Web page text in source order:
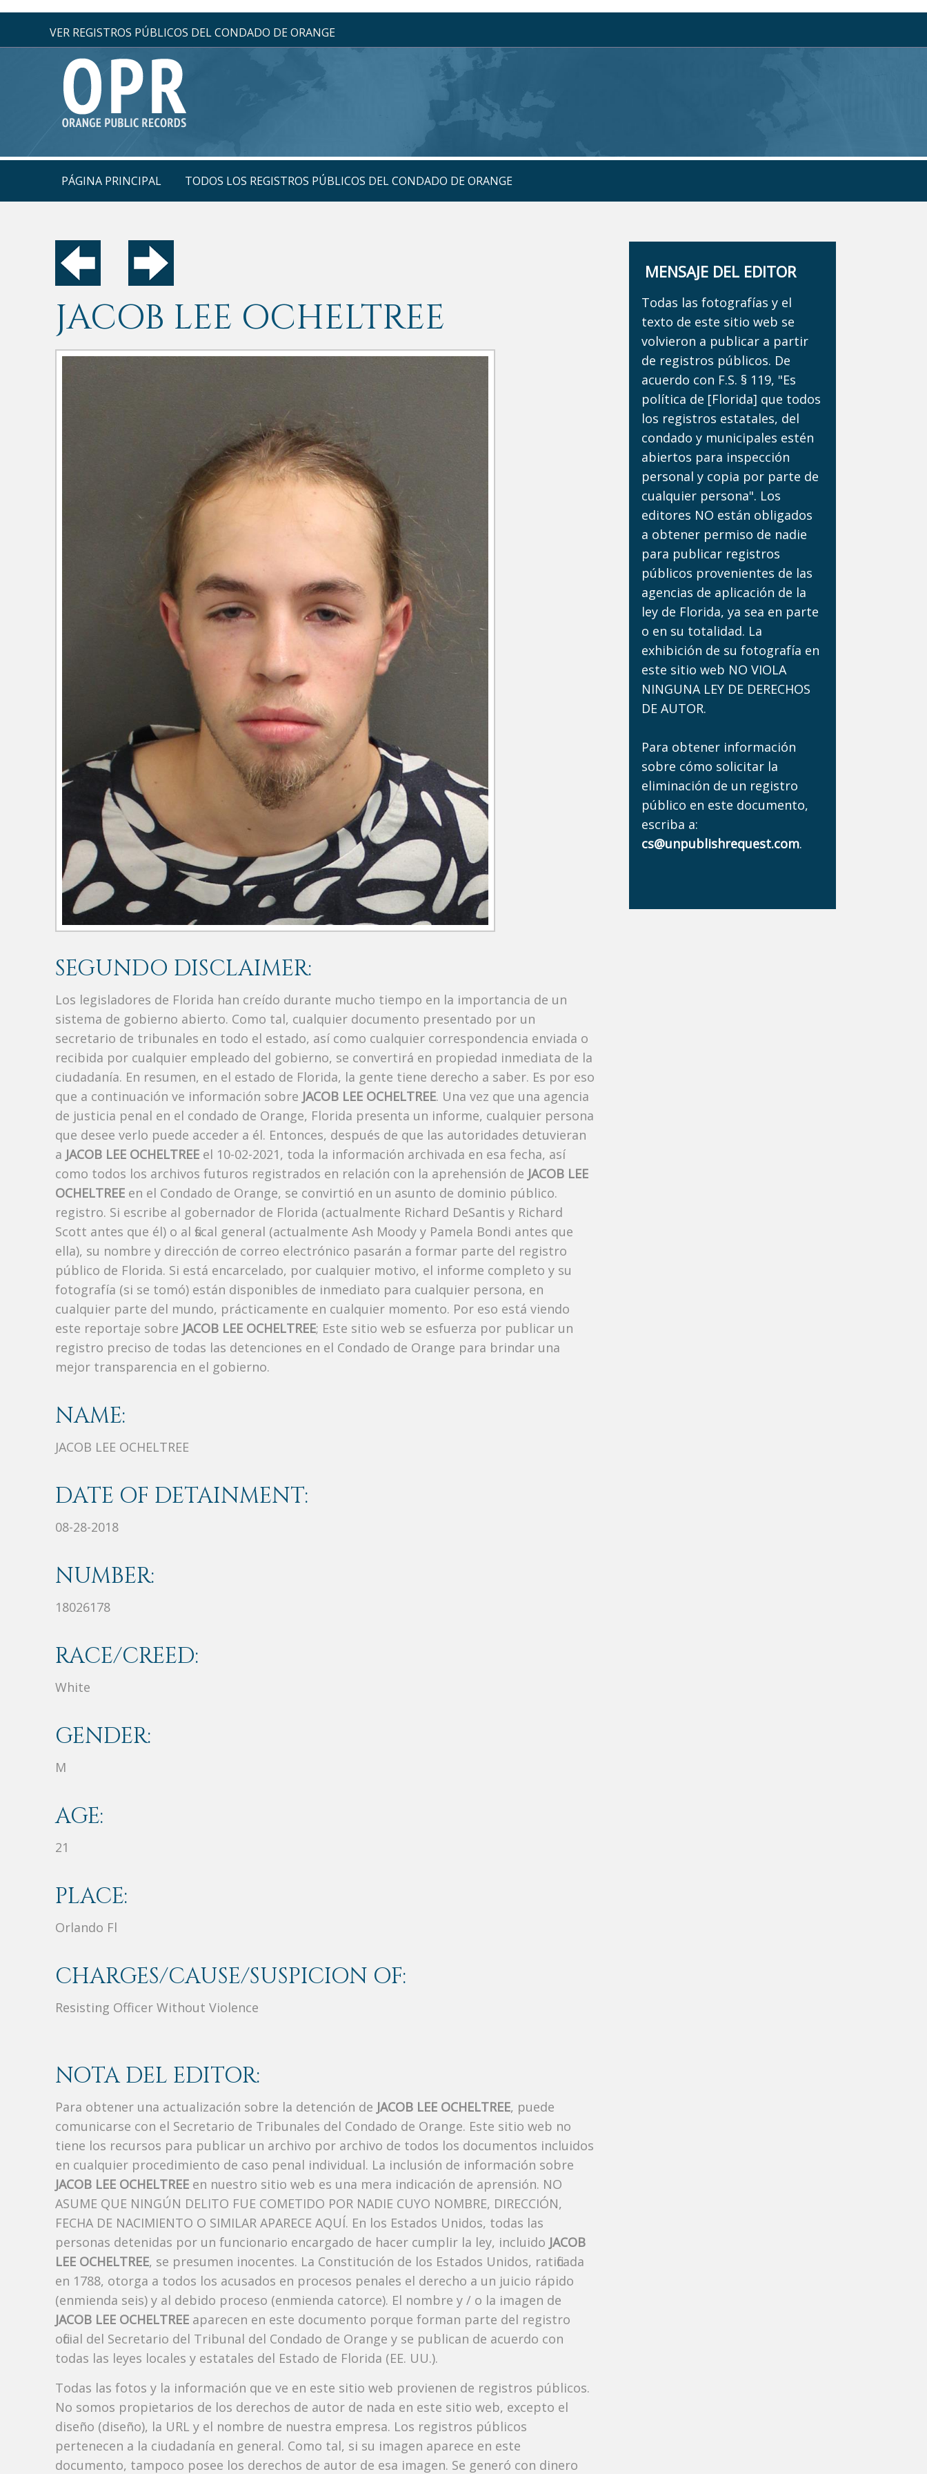
VER REGISTROS PÚBLICOS DEL CONDADO DE ORANGE
PÁGINA PRINCIPAL TODOS LOS REGISTROS PÚBLICOS DEL CONDADO DE ORANGE
JACOB LEE OCHELTREE
SEGUNDO DISCLAIMER:
Los legisladores de Florida han creído durante mucho tiempo en la importancia de un
sistema de gobierno abierto. Como tal, cualquier documento presentado por un
secretario de tribunales en todo el estado, así como cualquier correspondencia enviada o
recibida por cualquier empleado del gobierno, se convertirá en propiedad inmediata de la
ciudadanía. En resumen, en el estado de Florida, la gente tiene derecho a saber. Es por eso
que a continuación ve información sobre JACOB LEE OCHELTREE. Una vez que una agencia
de justicia penal en el condado de Orange, Florida presenta un informe, cualquier persona
que desee verlo puede acceder a él. Entonces, después de que las autoridades detuvieran
a JACOB LEE OCHELTREE el 10-02-2021, toda la información archivada en esa fecha, así
como todos los archivos futuros registrados en relación con la aprehensión de JACOB LEE
OCHELTREE en el Condado de Orange, se convirtió en un asunto de dominio público.
registro. Si escribe al gobernador de Florida (actualmente Richard DeSantis y Richard
Scott antes que él) o al fiscal general (actualmente Ash Moody y Pamela Bondi antes que
ella), su nombre y dirección de correo electrónico pasarán a formar parte del registro
público de Florida. Si está encarcelado, por cualquier motivo, el informe completo y su
fotografía (si se tomó) están disponibles de inmediato para cualquier persona, en
cualquier parte del mundo, prácticamente en cualquier momento. Por eso está viendo
este reportaje sobre JACOB LEE OCHELTREE; Este sitio web se esfuerza por publicar un
registro preciso de todas las detenciones en el Condado de Orange para brindar una
mejor transparencia en el gobierno.
NAME:
JACOB LEE OCHELTREE
DATE OF DETAINMENT:
08-28-2018
NUMBER:
18026178
RACE/CREED:
White
GENDER:
M
AGE:
21
PLACE:
Orlando Fl
CHARGES/CAUSE/SUSPICION OF:
Resisting Officer Without Violence
NOTA DEL EDITOR:
Para obtener una actualización sobre la detención de JACOB LEE OCHELTREE, puede
comunicarse con el Secretario de Tribunales del Condado de Orange. Este sitio web no
tiene los recursos para publicar un archivo por archivo de todos los documentos incluidos
en cualquier procedimiento de caso penal individual. La inclusión de información sobre
JACOB LEE OCHELTREE en nuestro sitio web es una mera indicación de aprensión. NO
ASUME QUE NINGÚN DELITO FUE COMETIDO POR NADIE CUYO NOMBRE, DIRECCIÓN,
FECHA DE NACIMIENTO O SIMILAR APARECE AQUÍ. En los Estados Unidos, todas las
personas detenidas por un funcionario encargado de hacer cumplir la ley, incluido JACOB
LEE OCHELTREE, se presumen inocentes. La Constitución de los Estados Unidos, ratificada
en 1788, otorga a todos los acusados ​​en procesos penales el derecho a un juicio rápido
(enmienda seis) y al debido proceso (enmienda catorce). El nombre y / o la imagen de
JACOB LEE OCHELTREE aparecen en este documento porque forman parte del registro
oficial del Secretario del Tribunal del Condado de Orange y se publican de acuerdo con
todas las leyes locales y estatales del Estado de Florida (EE. UU.).
Todas las fotos y la información que ve en este sitio web provienen de registros públicos.
No somos propietarios de los derechos de autor de nada en este sitio web, excepto el
diseño (diseño), la URL y el nombre de nuestra empresa. Los registros públicos
pertenecen a la ciudadanía en general. Como tal, si su imagen aparece en este
documento, tampoco posee los derechos de autor de esa imagen. Se generó con dinero
MENSAJE DEL EDITOR
Todas las fotografías y el
texto de este sitio web se
volvieron a publicar a partir
de registros públicos. De
acuerdo con F.S. § 119, "Es
política de [Florida] que todos
los registros estatales, del
condado y municipales estén
abiertos para inspección
personal y copia por parte de
cualquier persona". Los
editores NO están obligados
a obtener permiso de nadie
para publicar registros
públicos provenientes de las
agencias de aplicación de la
ley de Florida, ya sea en parte
o en su totalidad. La
exhibición de su fotografía en
este sitio web NO VIOLA
NINGUNA LEY DE DERECHOS
DE AUTOR.
Para obtener información
sobre cómo solicitar la
eliminación de un registro
público en este documento,
escriba a:
cs@unpublishrequest.com.